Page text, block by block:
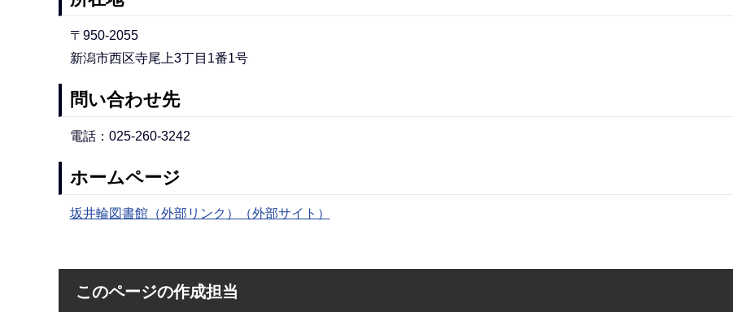
〒950-2055
新潟市西区寺尾上3丁目1番1号
問い合わせ先
電話：025-260-3242
ホームページ
坂井輪図書館（外部リンク）（外部サイト）
このページの作成担当